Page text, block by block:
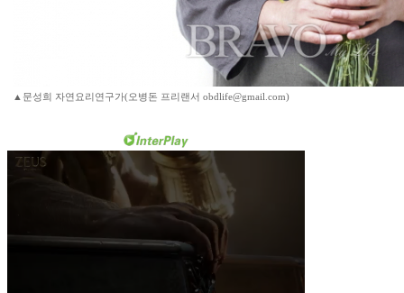
▲문성희 자연요리연구가(오병돈 프리랜서 obdlife@gmail.com)